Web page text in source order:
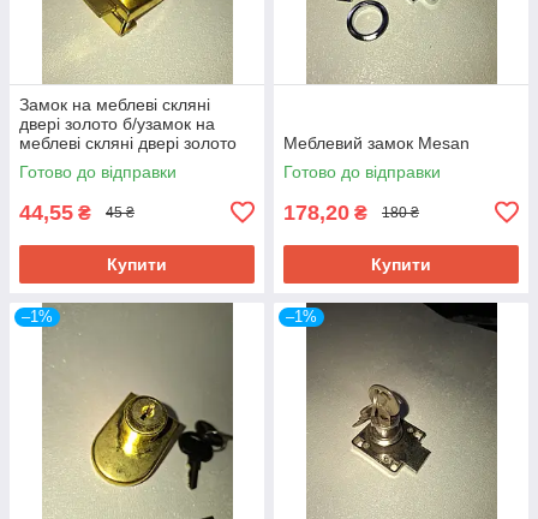
Замок на меблеві скляні
двері золото б/узамок на
меблеві скляні двері золото
б/у
Готово до відправки
44,55 ₴ 45 ₴
Купити
Меблевий замок Mesan
Готово до відправки
178,20 ₴ 180 ₴
Купити
–1% –1%